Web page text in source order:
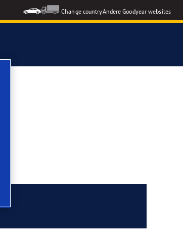
Change countryAndere Goodyear websites